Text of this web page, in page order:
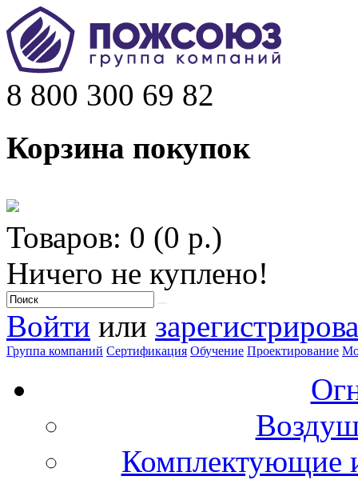
8 800 300 69 82
Корзина покупок
Товаров: 0 (0 р.)
Ничего не куплено!
Войти или
Группа компаний Сертификация Обучение Проектирование
Комплектующие